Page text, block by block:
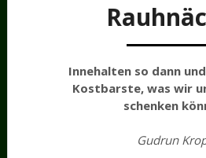
Innehalten so dann
Kostbarste, was wir
schenken
Gudrun